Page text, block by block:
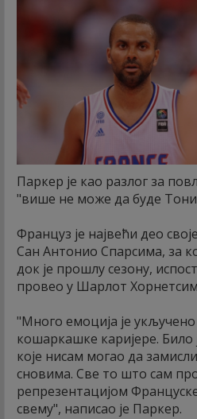
Паркер је као разлог за
"више не може да буде
Француз је највећи део
Сан Антонио Спарсима, за
док је прошлу сезону,
провео у Шарлот
"Много емоција је укључено
кошаркашке каријере. Било
које нисам могао да
сновима. Све то што сам
репрезентацијом
свему", написао је Паркер.